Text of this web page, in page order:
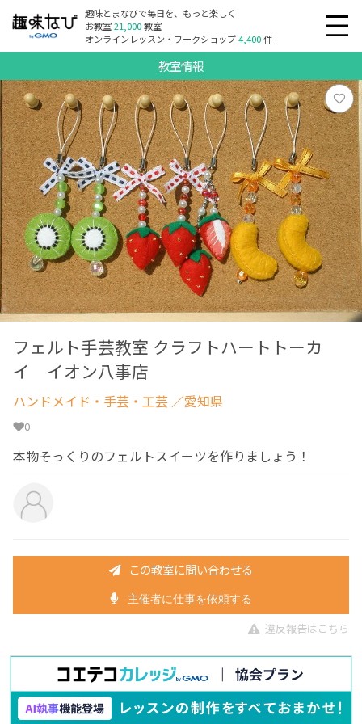
趣味とまなびで毎日を、もっと楽しく
お教室21,000教室
オンラインレッスン・ワークショップ4,400件
教室情報
フェルト手芸教室 クラフトハートトーカ
イ イオン八事店
ハンドメイド・手芸・工芸 ／愛知県
0
本物そっくりのフェルトスイーツを作りましょう！
この教室に問い合わせる
主催者に仕事を依頼する
違反報告はこちら